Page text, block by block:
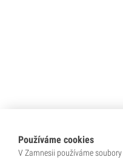
Používáme cookies
V Zamnesii používáme